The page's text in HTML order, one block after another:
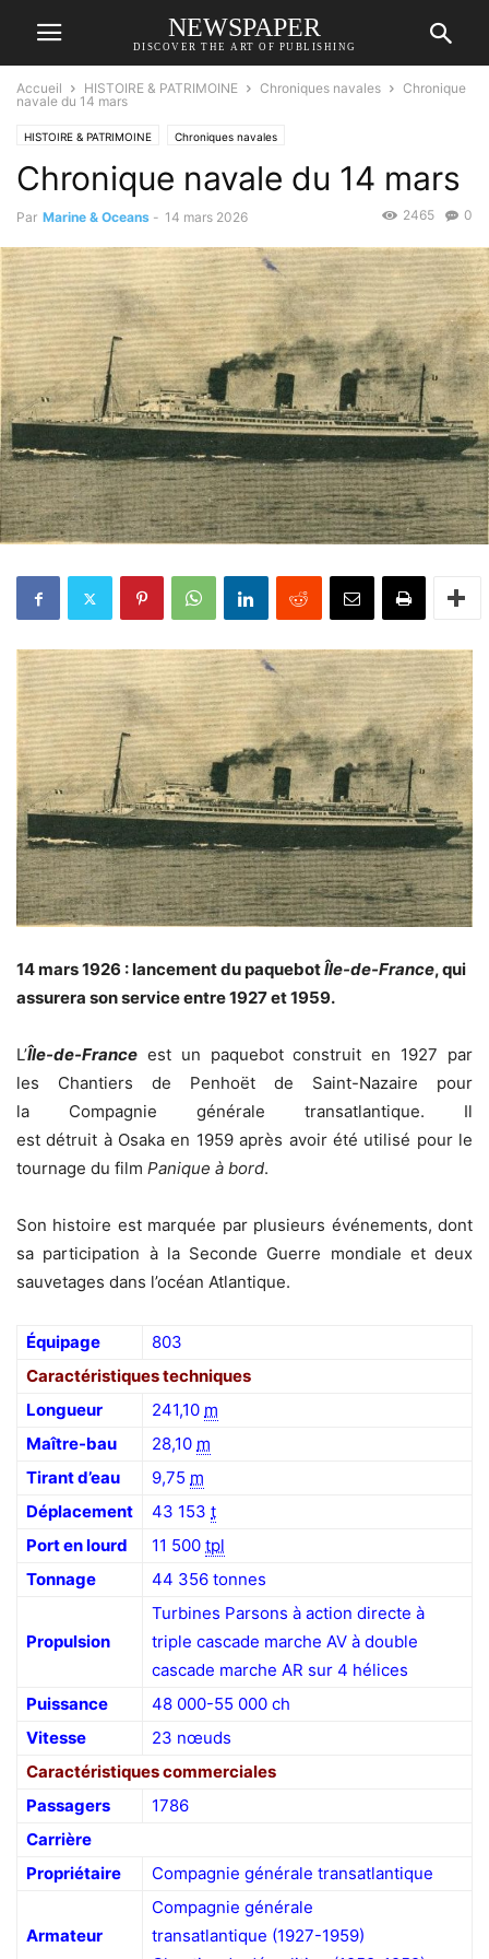
NEWSPAPER
DISCOVER THE ART OF PUBLISHING
Accueil HISTOIRE & PATRIMOINE Chroniques navales
Chronique
navale du 14 mars
HISTOIRE & PATRIMOINE Chroniques navales
Chronique navale du 14 mars
Par Marine & Oceans - 14 mars 2026 0
2465
14 mars 1926 : lancement du paquebotÎle-de-France, qui
assurera son service entre 1927 et 1959.
L’Île-de-France est un paquebot construit en 1927 par
les Chantiers de Penhoët de Saint-Nazaire pour
la Compagnie générale transatlantique. Il
est détruit à Osaka en 1959 après avoir été utilisé pour le
tournage du film Panique à bord.
Son histoire est marquée par plusieurs événements, dont
sa participation à la Seconde Guerre mondiale et deux
sauvetages dans l’océan Atlantique.
Équipage
803
Caractéristiques techniques
Longueur
241,10 m
Maître-bau
28,10 m
Tirant d’eau
9,75 m
Déplacement
43 153 t
Port en lourd
11 500 tpl
Tonnage
44 356 tonnes
Propulsion
Turbines Parsons à action directe à
triple cascade marche AV à double
cascade marche AR sur 4 hélices
Puissance
48 000-55 000 ch
Vitesse
23 nœuds
Caractéristiques commerciales
Passagers
1786
Carrière
Propriétaire
Compagnie générale transatlantique
Armateur
Compagnie générale
transatlantique (1927-1959)